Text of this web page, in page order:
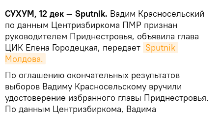
СУХУМ, 12 дек — Sputnik. Вадим Красносельский
по данным Центризбиркома ПМР признан
руководителем Приднестровья, объявила глава
ЦИК Елена Городецкая, передает Sputnik
Молдова.
По оглашению окончательных результатов
выборов Вадиму Красносельскому вручили
удостоверение избранного главы Приднестровья.
По данным Центризбиркома, Вадима